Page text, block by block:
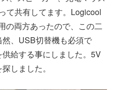
て共有してます。Logicool
両方あったので、この二
、USB切替機も必須で
給する事にしました。5V
しました。